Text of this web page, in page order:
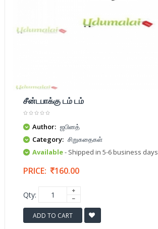
சீன்டபாக்கு டம் டம்
Author: ஜபினத்
Category: சிறுகதைகள்
Available- Shipped in 5-6 business days
PRICE: 160.00
Qty:
ADD TO CART